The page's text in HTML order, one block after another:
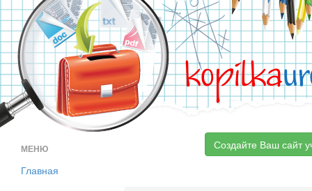
kopilka
МЕНЮ
Главная
Создайте Ваш сайт